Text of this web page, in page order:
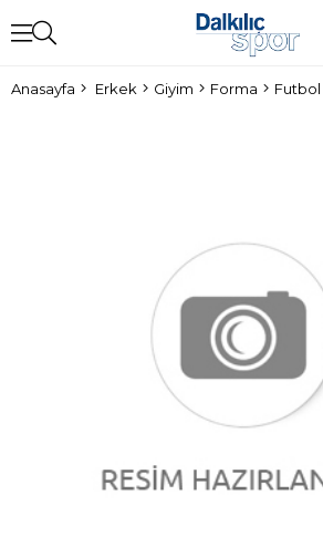
Anasayfa Erkek Giyim Forma Futbol